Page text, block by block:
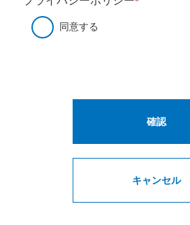
同意する
確認
キャンセル